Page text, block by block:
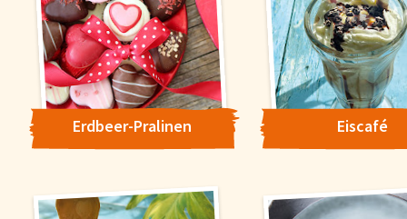
Erdbeer-Pralinen Eiscafé